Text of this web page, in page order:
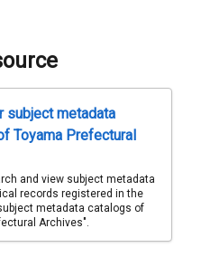
subject metadata
Toyama Prefectural
and view subject metadata
records registered in the
metadata catalogs of
Archives".